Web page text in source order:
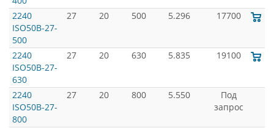
2240
ISO50B-27-
500
27 20 500 5.296 17700
2240
ISO50B-27-
630
27 20 630 5.835 19100
2240
ISO50B-27-
800
27 20 800 5.550
Под
запрос